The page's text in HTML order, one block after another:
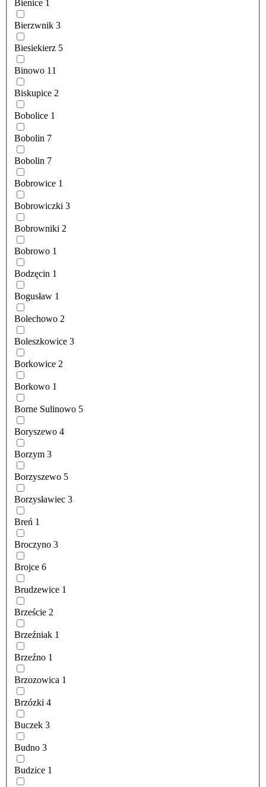
Bienice 1
Bierzwnik 3
Biesiekierz 5
Binowo 11
Biskupice 2
Bobolice 1
Bobolin 7
Bobolin 7
Bobrowice 1
Bobrowiczki 3
Bobrowniki 2
Bobrowo 1
Bodzęcin 1
Bogusław 1
Bolechowo 2
Boleszkowice 3
Borkowice 2
Borkowo 1
Borne Sulinowo 5
Boryszewo 4
Borzym 3
Borzyszewo 5
Borzysławiec 3
Breń 1
Broczyno 3
Brojce 6
Brudzewice 1
Brzeście 2
Brzeźniak 1
Brzeźno 1
Brzozowica 1
Brzózki 4
Buczek 3
Budno 3
Budzice 1